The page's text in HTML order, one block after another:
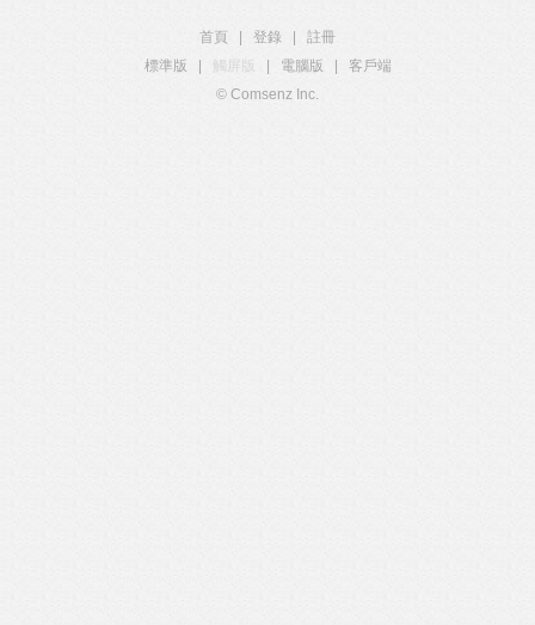
首頁 登錄
註冊
標準版
觸屏版 電腦版
客戶端
© Comsenz Inc.